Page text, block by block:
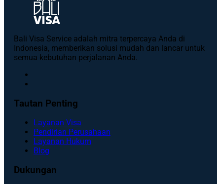
Bali Visa Service adalah mitra terpercaya Anda di
Indonesia, memberikan solusi mudah dan lancar untuk
semua kebutuhan perjalanan Anda.
Tautan Penting
Layanan Visa
Pendirian Perusahaan
Layanan Hukum
Blog
Dukungan